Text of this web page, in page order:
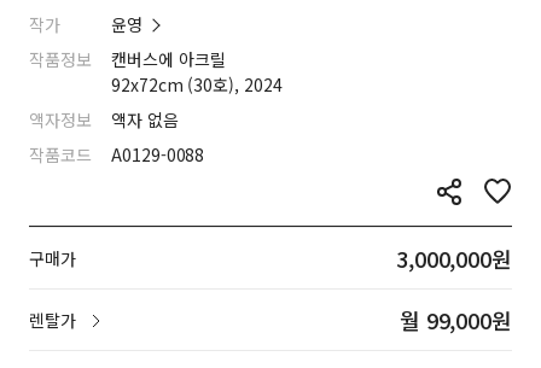
작가
윤영
작품정보
캔버스에 아크릴
92x72cm (30호), 2024
액자정보
액자 없음
작품코드
A0129-0088
구매가 3,000,000원
렌탈가 월 99,000원